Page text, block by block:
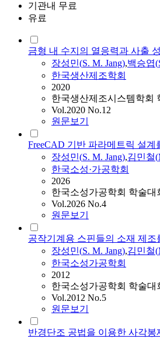
기관내 무료
유료
금형 내 수지의 열응력과 사출
장성민(S. M. Jang),백승엽(
한국생산제조학회
2020
한국생산제조시스템학회
Vol.2020 No.12
원문보기
FreeCAD 기반 파라메트릭 설
장성민(S. M. Jang),김민철(
한국소성·가공학회
2026
한국소성가공학회 학술대
Vol.2026 No.4
원문보기
공작기계용 스핀들의 소재 제조
장성민(S. M. Jang),김민철(
한국소성가공학회
2012
한국소성가공학회 학술대
Vol.2012 No.5
원문보기
반경단조 공법을 이용한 사각봉